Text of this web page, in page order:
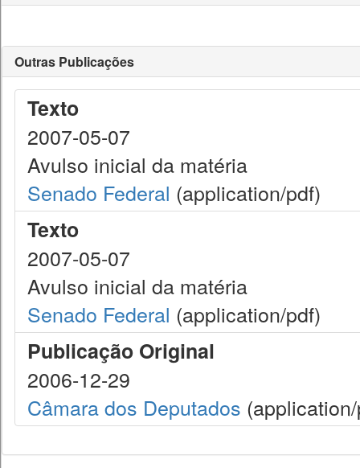
Outras Publicações
Texto
2007-05-07
Avulso inicial da matéria
Senado Federal (application/pdf)
Texto
2007-05-07
Avulso inicial da matéria
Senado Federal (application/pdf)
Publicação Original
2006-12-29
Câmara dos Deputados